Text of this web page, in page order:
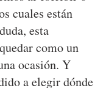
cuales están
esta
como un
ocasión. Y
a elegir dónde